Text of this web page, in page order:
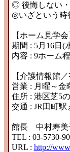
◎ 後悔しない・
◎いざという時
【ホーム見学会
期間 : 5月16日(
内容 : 9ホーム
【介護情報館
営業 : 月曜～金
住所 : 港区芝5
交通 : JR田町駅
館長 中村寿美
TEL : 03-5730-
URL : http://